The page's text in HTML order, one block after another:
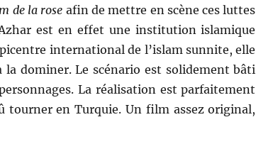
de la rose afin de mettre en scène ces luttes
est en effet une institution islamique
international de l’islam sunnite, elle
dominer. Le scénario est solidement bâti
La réalisation est parfaitement
tourner en Turquie. Un film assez original,